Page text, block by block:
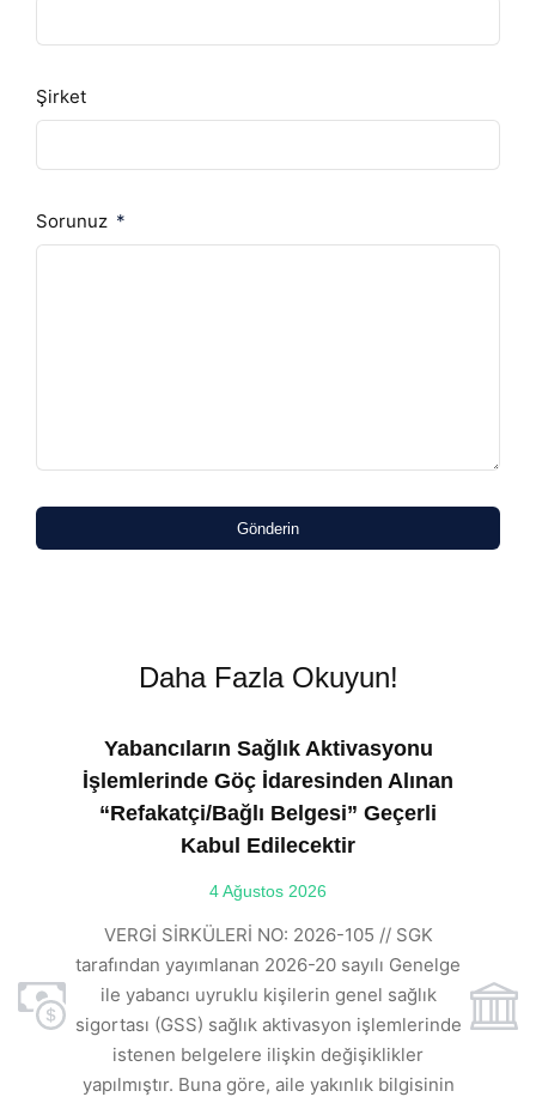
Şirket
Sorunuz
Gönderin
Daha Fazla Okuyun!
Yabancıların Sağlık Aktivasyonu
İşlemlerinde Göç İdaresinden Alınan
“Refakatçi/Bağlı Belgesi” Geçerli
Kabul Edilecektir
4 Ağustos 2026
VERGİ SİRKÜLERİ NO: 2026-105 // SGK
tarafından yayımlanan 2026-20 sayılı Genelge
ile yabancı uyruklu kişilerin genel sağlık
sigortası (GSS) sağlık aktivasyon işlemlerinde
istenen belgelere ilişkin değişiklikler
yapılmıştır. Buna göre, aile yakınlık bilgisinin